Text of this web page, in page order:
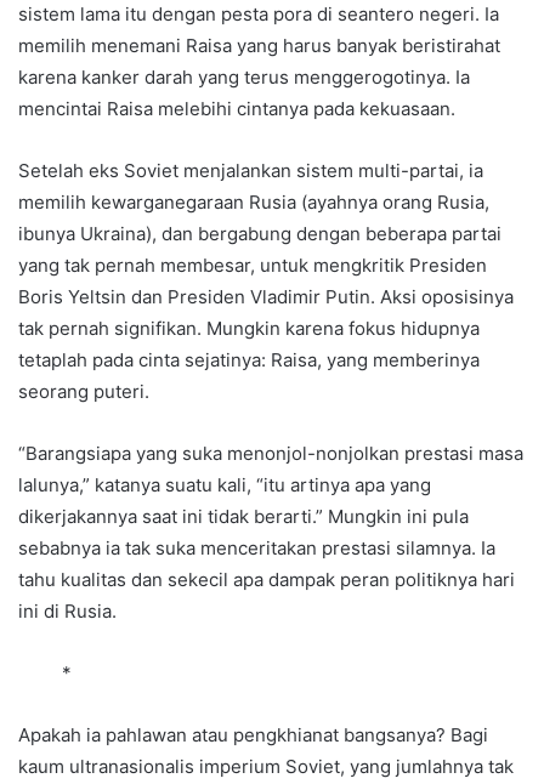
sistem lama itu dengan pesta pora di seantero negeri. Ia
memilih menemani Raisa yang harus banyak beristirahat
karena kanker darah yang terus menggerogotinya. Ia
mencintai Raisa melebihi cintanya pada kekuasaan.
Setelah eks Soviet menjalankan sistem multi-partai, ia
memilih kewarganegaraan Rusia (ayahnya orang Rusia,
ibunya Ukraina), dan bergabung dengan beberapa partai
yang tak pernah membesar, untuk mengkritik Presiden
Boris Yeltsin dan Presiden Vladimir Putin. Aksi oposisinya
tak pernah signifikan. Mungkin karena fokus hidupnya
tetaplah pada cinta sejatinya: Raisa, yang memberinya
seorang puteri.
“Barangsiapa yang suka menonjol-nonjolkan prestasi masa
lalunya,” katanya suatu kali, “itu artinya apa yang
dikerjakannya saat ini tidak berarti.” Mungkin ini pula
sebabnya ia tak suka menceritakan prestasi silamnya. Ia
tahu kualitas dan sekecil apa dampak peran politiknya hari
ini di Rusia.
*
Apakah ia pahlawan atau pengkhianat bangsanya? Bagi
kaum ultranasionalis imperium Soviet, yang jumlahnya tak